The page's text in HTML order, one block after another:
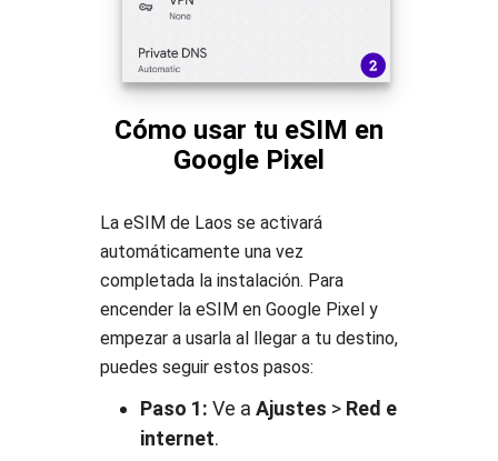
Cómo usar tu eSIM en
Google Pixel
La eSIM de Laos se activará
automáticamente una vez
completada la instalación. Para
encender la eSIM en Google Pixel y
empezar a usarla al llegar a tu destino,
puedes seguir estos pasos:
Paso 1: Ve a Ajustes > Red e
internet.